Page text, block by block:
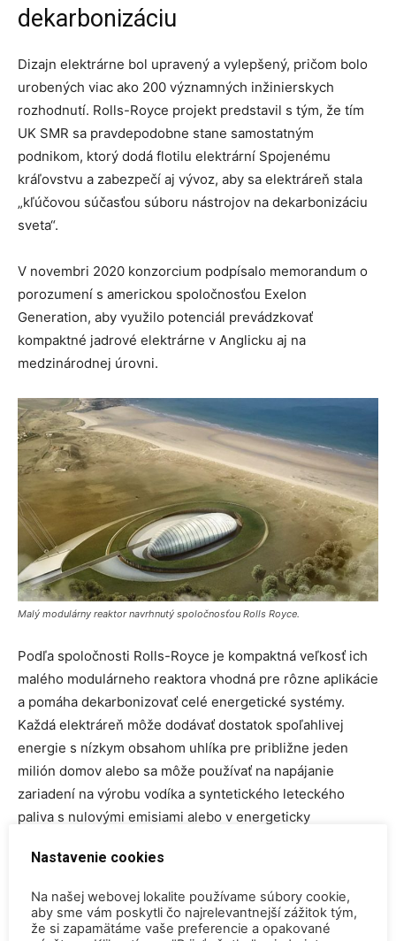
dekarbonizáciu
Dizajn elektrárne bol upravený a vylepšený, pričom bolo
urobených viac ako 200 významných inžinierskych
rozhodnutí. Rolls-Royce projekt predstavil s tým, že tím
UK SMR sa pravdepodobne stane samostatným
podnikom, ktorý dodá flotilu elektrární Spojenému
kráľovstvu a zabezpečí aj vývoz, aby sa elektráreň stala
„kľúčovou súčasťou súboru nástrojov na dekarbonizáciu
sveta“.
V novembri 2020 konzorcium podpísalo memorandum o
porozumení s americkou spoločnosťou Exelon
Generation, aby využilo potenciál prevádzkovať
kompaktné jadrové elektrárne v Anglicku aj na
medzinárodnej úrovni.
Malý modulárny reaktor navrhnutý spoločnosťou Rolls Royce.
Podľa spoločnosti Rolls-Royce je kompaktná veľkosť ich
malého modulárneho reaktora vhodná pre rôzne aplikácie
a pomáha dekarbonizovať celé energetické systémy.
Každá elektráreň môže dodávať dostatok spoľahlivej
energie s nízkym obsahom uhlíka pre približne jeden
milión domov alebo sa môže používať na napájanie
zariadení na výrobu vodíka a syntetického leteckého
paliva s nulovými emisiami alebo v energeticky
návrhu, ktorý sa dokončí na konci procesu hodnotenia
regulačným orgánom, sa predpokladá, že všetko použité
Nastavenie cookies
Na našej webovej lokalite používame súbory cookie,
aby sme vám poskytli čo najrelevantnejší zážitok tým,
že si zapamätáme vaše preferencie a opakované